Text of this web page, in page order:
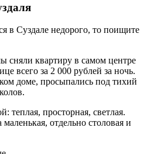
в Суздале недорого, то поищите
сняли квартиру в самом центре
всего за 2 000 рублей за ночь.
доме, просыпались под тихий
теплая, просторная, светлая.
отдельно столовая и